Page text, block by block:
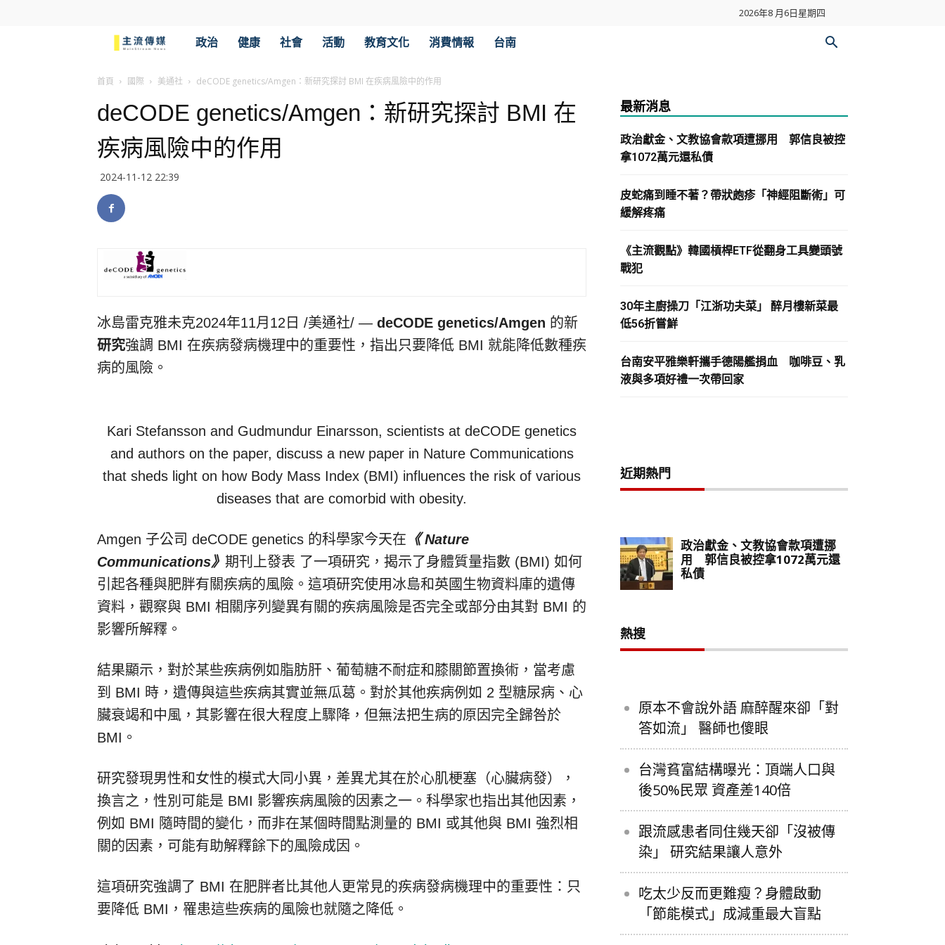
2026年8 月6日星期四
傳
媒
政治 健康 社會 活動 教育文化 消費情報 台南
首頁 國際 美通社 deCODE genetics/Amgen：新研究探討 BMI 在疾病風險中的作用
deCODE genetics/Amgen：新研究探討 BMI 在
疾病風險中的作用
2024-11-12 22:39
冰島雷克雅未克2024年11月12日 /美通社/ — deCODE genetics/Amgen 的新
研究強調 BMI 在疾病發病機理中的重要性，指出只要降低 BMI 就能降低數種疾
病的風險。
Kari Stefansson and Gudmundur Einarsson, scientists at deCODE genetics
and authors on the paper, discuss a new paper in Nature Communications
that sheds light on how Body Mass Index (BMI) influences the risk of various
diseases that are comorbid with obesity.
Amgen 子公司 deCODE genetics 的科學家今天在 《 Nature
Communications》 期刊上發表 了一項研究，揭示了身體質量指數 (BMI) 如何
引起各種與肥胖有關疾病的風險。這項研究使用冰島和英國生物資料庫的遺傳
資料，觀察與 BMI 相關序列變異有關的疾病風險是否完全或部分由其對 BMI 的
影響所解釋。
結果顯示，對於某些疾病例如脂肪肝、葡萄糖不耐症和膝關節置換術，當考慮
到 BMI 時，遺傳與這些疾病其實並無瓜葛。對於其他疾病例如 2 型糖尿病、心
臟衰竭和中風，其影響在很大程度上驟降，但無法把生病的原因完全歸咎於
BMI。
研究發現男性和女性的模式大同小異，差異尤其在於心肌梗塞（心臟病發），
換言之，性別可能是 BMI 影響疾病風險的因素之一。科學家也指出其他因素，
例如 BMI 隨時間的變化，而非在某個時間點測量的 BMI 或其他與 BMI 強烈相
關的因素，可能有助解釋餘下的風險成因。
這項研究強調了 BMI 在肥胖者比其他人更常見的疾病發病機理中的重要性：只
要降低 BMI，罹患這些疾病的風險也就隨之降低。
最新消息
政治獻金、文教協會款項遭挪用 郭信良被控
拿1072萬元還私債
皮蛇痛到睡不著？帶狀皰疹「神經阻斷術」可
緩解疼痛
《主流觀點》韓國槓桿ETF從翻身工具變頭號
戰犯
30年主廚操刀「江浙功夫菜」 醉月樓新菜最
低56折嘗鮮
台南安平雅樂軒攜手德陽艦捐血 咖啡豆、乳
液與多項好禮一次帶回家
近期熱門
熱搜
原本不會說外語 麻醉醒來卻「對
答如流」 醫師也傻眼
台灣貧富結構曝光：頂端人口與
後50%民眾 資產差140倍
跟流感患者同住幾天卻「沒被傳
染」 研究結果讓人意外
吃太少反而更難瘦？身體啟動
「節能模式」成減重最大盲點